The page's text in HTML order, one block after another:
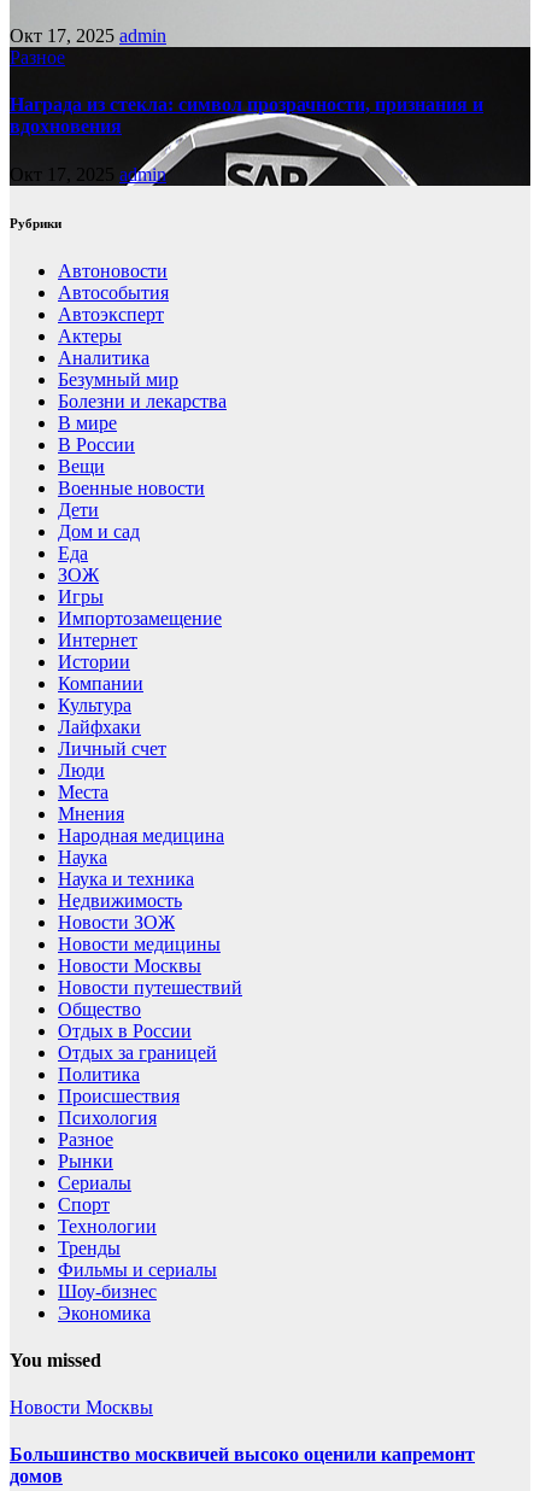
Окт 17, 2025 admin
Разное
Награда из стекла: символ прозрачности, признания и
вдохновения
Окт 17, 2025 admin
Рубрики
Автоновости
Автособытия
Автоэксперт
Актеры
Аналитика
Безумный мир
Болезни и лекарства
В мире
В России
Вещи
Военные новости
Дети
Дом и сад
Еда
ЗОЖ
Игры
Импортозамещение
Интернет
Истории
Компании
Культура
Лайфхаки
Личный счет
Люди
Места
Мнения
Народная медицина
Наука
Наука и техника
Недвижимость
Новости ЗОЖ
Новости медицины
Новости Москвы
Новости путешествий
Общество
Отдых в России
Отдых за границей
Политика
Происшествия
Психология
Разное
Рынки
Сериалы
Спорт
Технологии
Тренды
Фильмы и сериалы
Шоу-бизнес
Экономика
You missed
Новости Москвы
Большинство москвичей высоко оценили капремонт
домов